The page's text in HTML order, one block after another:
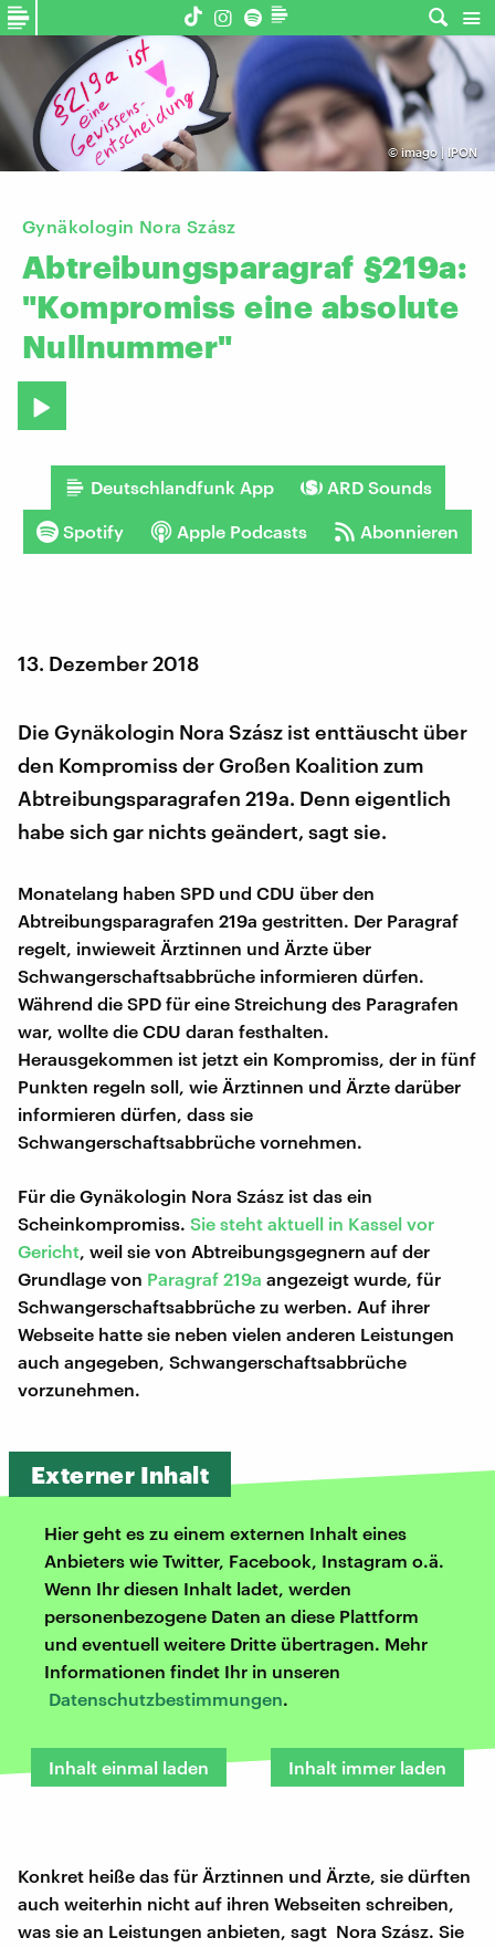
©imago | IPON
Gynäkologin Nora Szász
Abtreibungsparagraf §219a:
"Kompromiss eine absolute
Nullnummer"
Deutschlandfunk App ARD Sounds
Spotify Apple Podcasts Abonnieren
13. Dezember 2018
Die Gynäkologin Nora Szász ist enttäuscht über
den Kompromiss der Großen Koalition zum
Abtreibungsparagrafen 219a. Denn eigentlich
habe sich gar nichts geändert, sagt sie.
Monatelang haben SPD und CDU über den
Abtreibungsparagrafen 219a gestritten. Der Paragraf
regelt, inwieweit Ärztinnen und Ärzte über
Schwangerschaftsabbrüche informieren dürfen.
Während die SPD für eine Streichung des Paragrafen
war, wollte die CDU daran festhalten.
Herausgekommen ist jetzt ein Kompromiss, der in fünf
Punkten regeln soll, wie Ärztinnen und Ärzte darüber
informieren dürfen, dass sie
Schwangerschaftsabbrüche vornehmen.
Für die Gynäkologin Nora Szász ist das ein
Scheinkompromiss. Sie steht aktuell in Kassel vor
Gericht , weil sie von Abtreibungsgegnern auf der
Grundlage von Paragraf 219a angezeigt wurde, für
Schwangerschaftsabbrüche zu werben. Auf ihrer
Webseite hatte sie neben vielen anderen Leistungen
auch angegeben, Schwangerschaftsabbrüche
vorzunehmen.
Externer Inhalt
Hier geht es zu einem externen Inhalt eines
Anbieters wie Twitter, Facebook, Instagram o.ä.
Wenn Ihr diesen Inhalt ladet, werden
personenbezogene Daten an diese Plattform
und eventuell weitere Dritte übertragen. Mehr
Informationen findet Ihr in unseren
Datenschutzbestimmungen.
Inhalt einmal laden Inhalt immer laden
Konkret heiße das für Ärztinnen und Ärzte, sie dürften
auch weiterhin nicht auf ihren Webseiten schreiben,
was sie an Leistungen anbieten, sagt Nora Szász. Sie